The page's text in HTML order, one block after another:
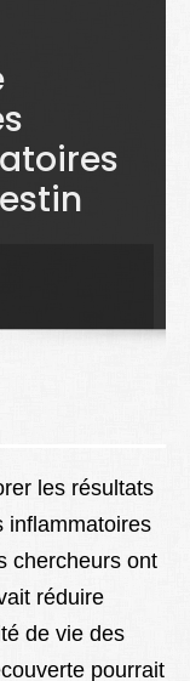
les résultats
inflammatoires
chercheurs ont
réduire
de vie des
pourrait